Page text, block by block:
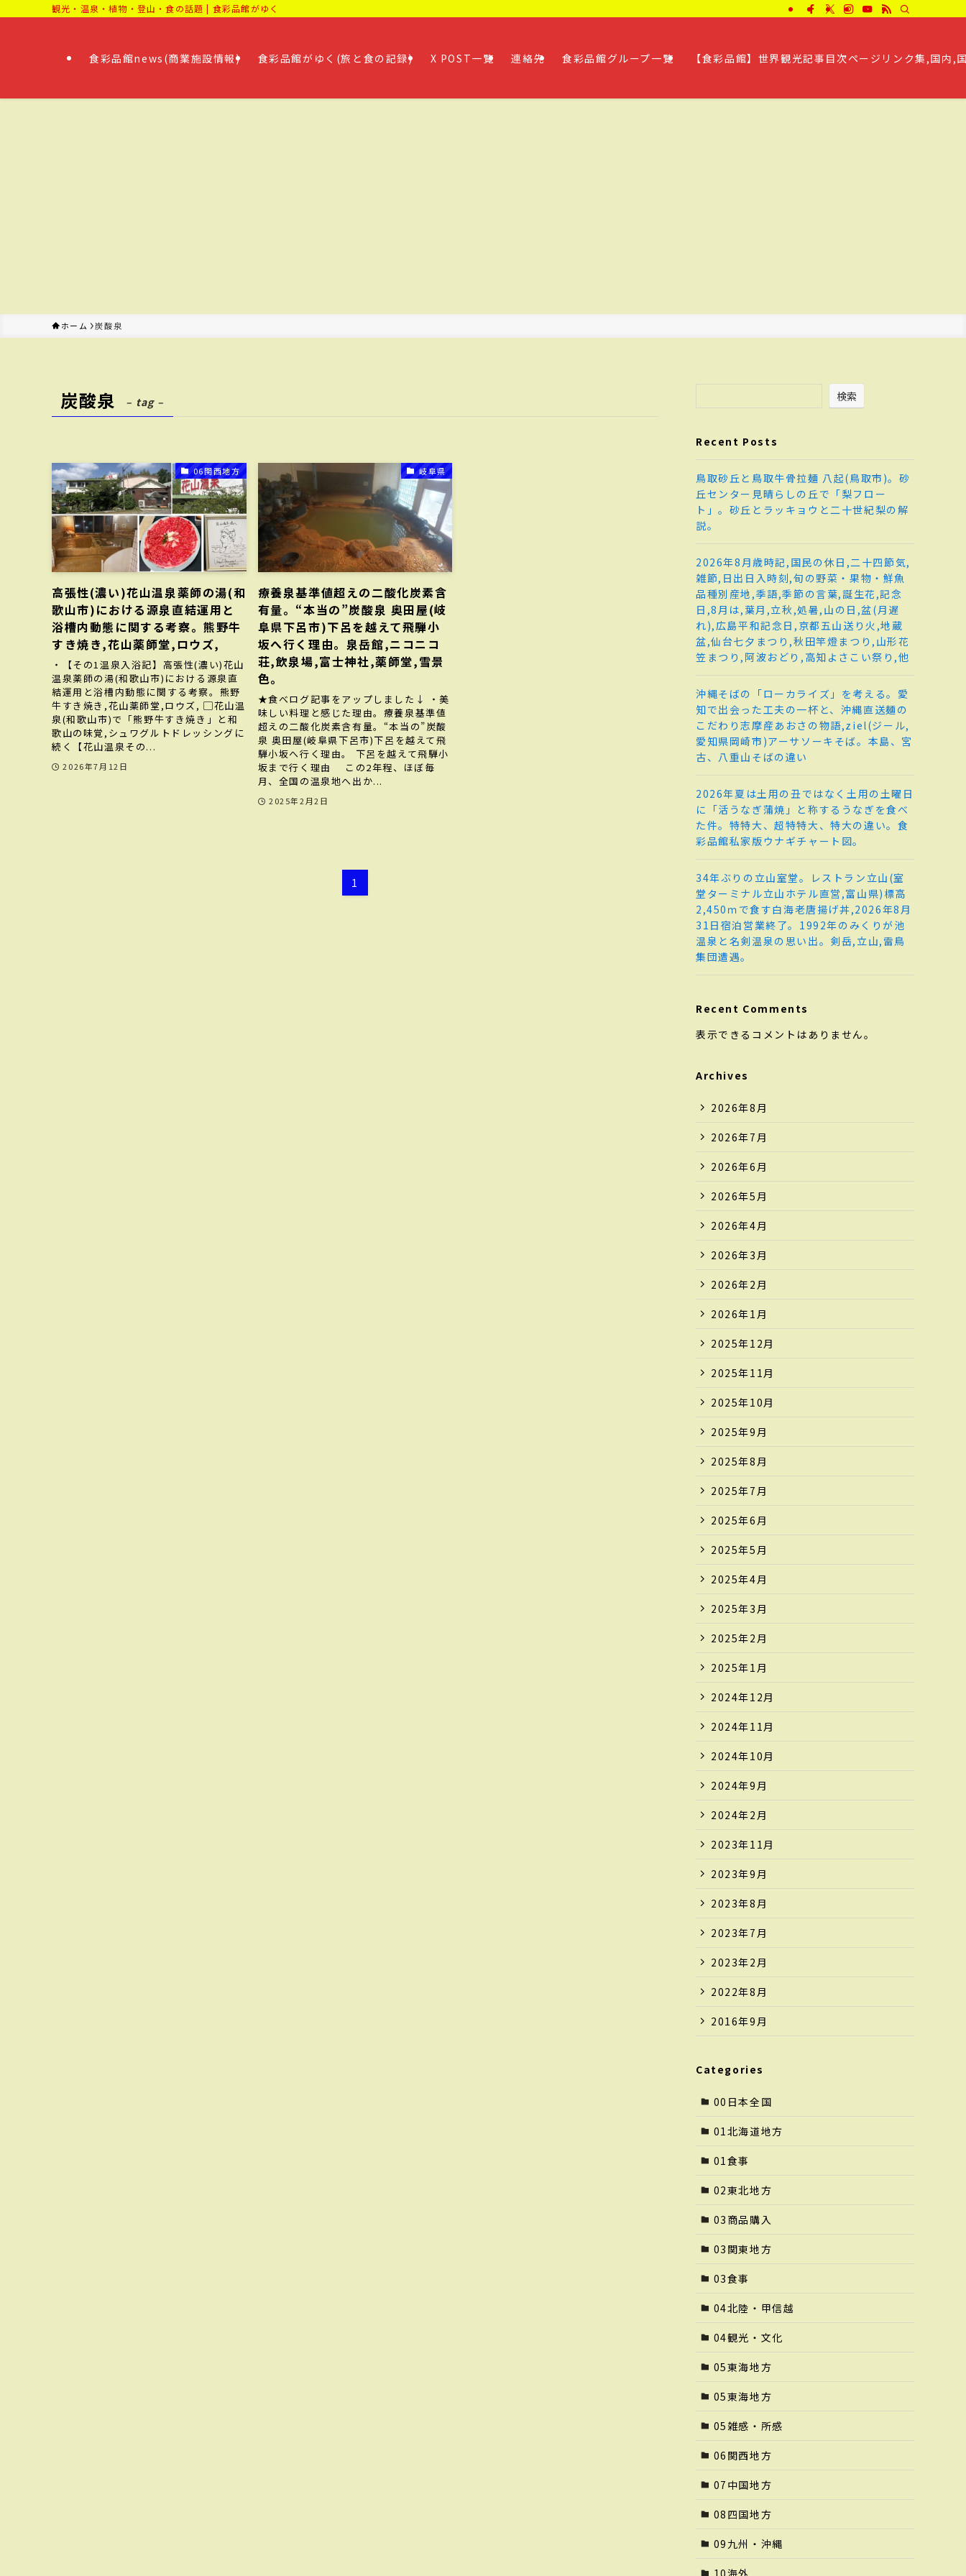
観光・温泉・植物・登山・食の話題 | 食彩品館がゆく
食彩品館news(商業施設情報) 食彩品館がゆく(旅と食の記録) X POST一覧 連絡先 食彩品館グループ一覧 【食彩品館】世界観光記事目次ページリンク集,国
ホーム 炭酸泉
炭酸泉 – tag –
06関西地方
高張性(濃い)花山温泉薬師の湯(和
歌山市)における源泉直結運用と
浴槽内動態に関する考察。熊野牛
すき焼き,花山薬師堂,ロウズ,
・【その1温泉入浴記】高張性(濃い)花山
温泉薬師の湯(和歌山市)における源泉直
結運用と浴槽内動態に関する考察。熊野
牛すき焼き,花山薬師堂,ロウズ, ▢花山温
泉(和歌山市)で「熊野牛すき焼き」と和
歌山の味覚,シュワグルトドレッシングに
続く【花山温泉その...
2026年7月12日
岐阜県
療養泉基準値超えの二酸化炭素含
有量。“本当の”炭酸泉 奥田屋(岐
阜県下呂市)下呂を越えて飛騨小
坂へ行く理由。泉岳館,ニコニコ
荘,飲泉場,富士神社,薬師堂,雪景
色。
★食べログ記事をアップしました↓ ・美
味しい料理と感じた理由。療養泉基準値
超えの二酸化炭素含有量。“本当の”炭酸
泉 奥田屋(岐阜県下呂市)下呂を越えて飛
騨小坂へ行く理由。 下呂を越えて飛騨小
坂まで行く理由 この2年程、ほぼ毎
月、全国の温泉地へ出か...
2025年2月2日
1
検索
Recent Posts
鳥取砂丘と鳥取牛骨拉麺 八起(鳥取市)。砂
丘センター見晴らしの丘で「梨フロー
ト」。砂丘とラッキョウと二十世紀梨の解
説。
2026年8月歳時記,国民の休日,二十四節気,
雑節,日出日入時刻,旬の野菜・果物・鮮魚
品種別産地,季語,季節の言葉,誕生花,記念
日,8月は,葉月,立秋,処暑,山の日,盆(月遅
れ),広島平和記念日,京都五山送り火,地蔵
盆,仙台七夕まつり,秋田竿燈まつり,山形花
笠まつり,阿波おどり,高知よさこい祭り,他
沖縄そばの「ローカライズ」を考える。愛
知で出会った工夫の一杯と、沖縄直送麺の
こだわり志摩産あおさの物語,ziel(ジール,
愛知県岡崎市)アーサソーキそば。本島、宮
古、八重山そばの違い
2026年夏は土用の丑ではなく土用の土曜日
に「活うなぎ蒲焼」と称するうなぎを食べ
た件。特特大、超特特大、特大の違い。食
彩品館私家版ウナギチャート図。
34年ぶりの立山室堂。レストラン立山(室
堂ターミナル立山ホテル直営,富山県)標高
2,450ｍで食す白海老唐揚げ丼,2026年8月
31日宿泊営業終了。1992年のみくりが池
温泉と名剣温泉の思い出。剣岳,立山,雷鳥
集団遭遇。
Recent Comments
表示できるコメントはありません。
Archives
2026年8月
2026年7月
2026年6月
2026年5月
2026年4月
2026年3月
2026年2月
2026年1月
2025年12月
2025年11月
2025年10月
2025年9月
2025年8月
2025年7月
2025年6月
2025年5月
2025年4月
2025年3月
2025年2月
2025年1月
2024年12月
2024年11月
2024年10月
2024年9月
2024年2月
2023年11月
2023年9月
2023年8月
2023年7月
2023年2月
2022年8月
2016年9月
Categories
00日本全国
01北海道地方
01食事
02東北地方
03商品購入
03関東地方
03食事
04北陸・甲信越
04観光・文化
05東海地方
05東海地方
05雑感・所感
06関西地方
07中国地方
08四国地方
09九州・沖縄
10海外